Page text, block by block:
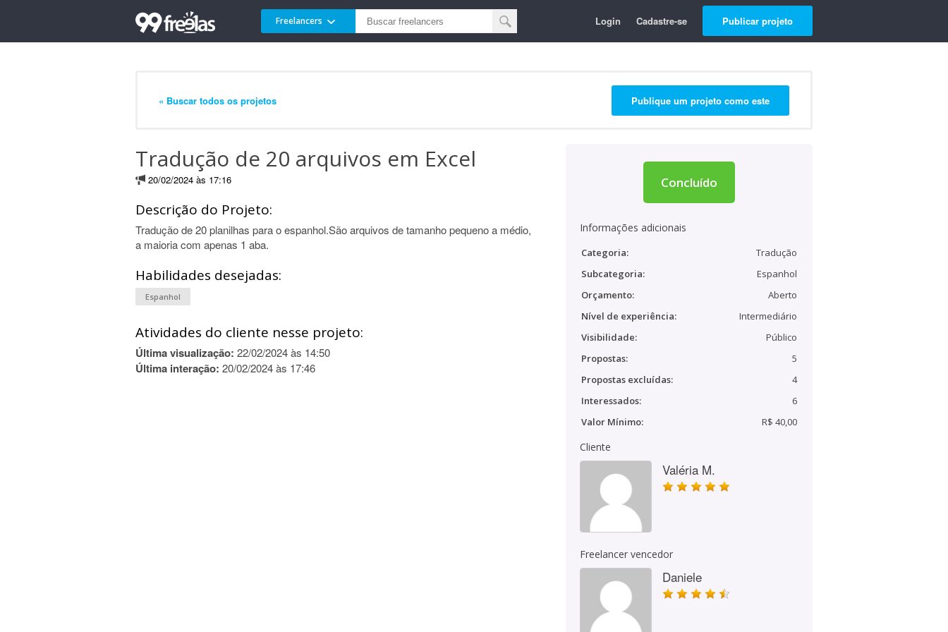
Freelancers Login Cadastre-se Publicar projeto
« Buscar todos os projetos Publique um projeto como este
Tradução de 20 arquivos em Excel
20/02/2024 às 17:16
Descrição do Projeto:
Tradução de 20 planilhas para o espanhol.São arquivos de tamanho pequeno a médio,
a maioria com apenas 1 aba.
Habilidades desejadas:
Espanhol
Atividades do cliente nesse projeto:
Última visualização: 22/02/2024 às 14:50
Última interação: 20/02/2024 às 17:46
Concluído
Informações adicionais
Categoria:
Tradução
Subcategoria:
Espanhol
Orçamento:
Aberto
Nível de experiência:
Intermediário
Visibilidade:
Público
Propostas:
5
Propostas excluídas:
4
Interessados:
6
Valor Mínimo:
R$ 40,00
Cliente
Valéria M.
Freelancer vencedor
Daniele